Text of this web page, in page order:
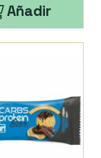
Añadir